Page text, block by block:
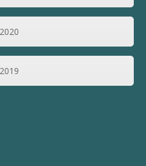
2020
2019